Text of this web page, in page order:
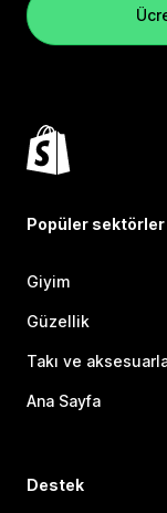
Popüler sektörler
Giyim
Güzellik
Takı ve
Ana Sayfa
Destek